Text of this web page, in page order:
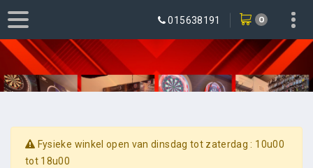
015638191 0
Fysieke winkel open van dinsdag tot zaterdag : 10u00
tot 18u00